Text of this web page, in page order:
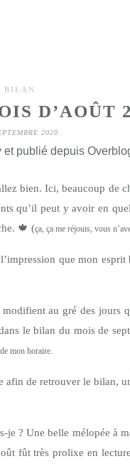
BILAN
D’AOÛT
2020
et publié depuis
bien. Ici, beaucoup de
qu’il peut y avoir en
🍁 (ça, ça me réjouis, vous
que mon esprit
au gré des jours
le bilan du mois de
mon horaire.
afin de retrouver le bilan,
je ? Une belle mélopée à
fût très prolixe en